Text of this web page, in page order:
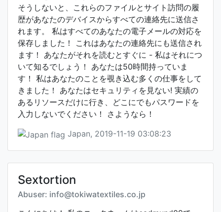
そうしないと、これらのファイルとサイト訪問の履
歴があなたのデバイスからすべての連絡先に送信さ
れます。 私はすべてのあなたの電子メールの対応を
保存しました！ これはあなたの連絡先にも送信され
ます！ あなたがそれを読むとすぐに - 私はそれにつ
いて知るでしょう！ あなたは50時間持っていま
す！ 私はあなたのことを覗き込む多くの仕事をして
きました！ あなたはセキュリティを見ない! 実績の
あるリソースだけに行き、どこにでもパスワードを
入力しないでください！ さようなら！
Japan, 2019-11-19 03:08:23
Sextortion
Abuser: info@tokiwatextiles.co.jp